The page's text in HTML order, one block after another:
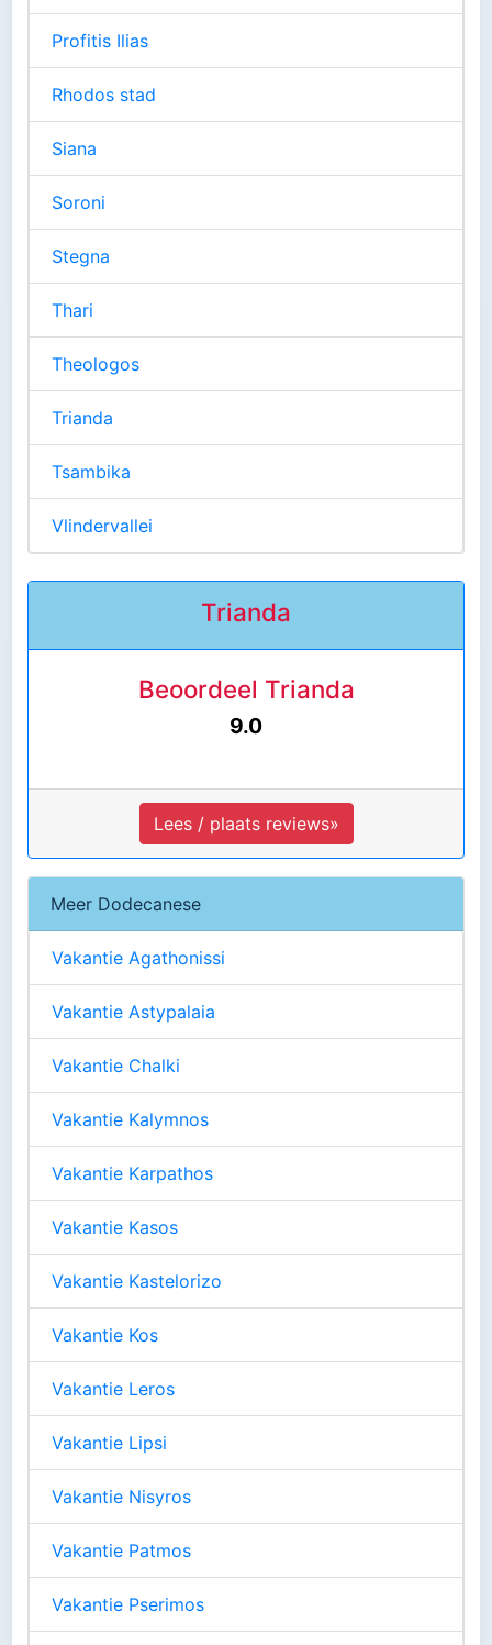
Profitis Ilias
Rhodos stad
Siana
Soroni
Stegna
Thari
Theologos
Trianda
Tsambika
Vlindervallei
Trianda
Beoordeel Trianda
9.0
Lees / plaats reviews»
Meer Dodecanese
Vakantie Agathonissi
Vakantie Astypalaia
Vakantie Chalki
Vakantie Kalymnos
Vakantie Karpathos
Vakantie Kasos
Vakantie Kastelorizo
Vakantie Kos
Vakantie Leros
Vakantie Lipsi
Vakantie Nisyros
Vakantie Patmos
Vakantie Pserimos